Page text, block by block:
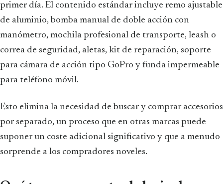
primer día. El contenido estándar incluye remo ajustable
de aluminio, bomba manual de doble acción con
manómetro, mochila profesional de transporte, leash o
correa de seguridad, aletas, kit de reparación, soporte
para cámara de acción tipo GoPro y funda impermeable
para teléfono móvil.
Esto elimina la necesidad de buscar y comprar accesorios
por separado, un proceso que en otras marcas puede
suponer un coste adicional significativo y que a menudo
sorprende a los compradores noveles.